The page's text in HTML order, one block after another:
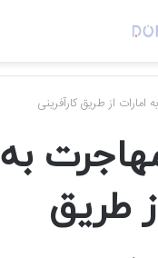
امارات از طریق کارآفرینی
به
طریق